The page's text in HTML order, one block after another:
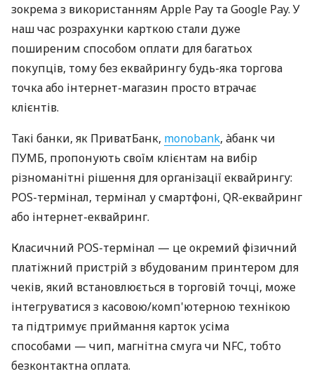
зокрема з використанням Apple Pay та Google Pay. У
наш час розрахунки карткою стали дуже
поширеним способом оплати для багатьох
покупців, тому без еквайрингу будь-яка торгова
точка або інтернет-магазин просто втрачає
клієнтів.
Такі банки, як ПриватБанк, monobank, àбанк чи
ПУМБ, пропонують своїм клієнтам на вибір
різноманітні рішення для організації еквайрингу:
POS-термінал, термінал у смартфоні, QR-еквайринг
або інтернет-еквайринг.
Класичний POS-термінал — це окремий фізичний
платіжний пристрій з вбудованим принтером для
чеків, який встановлюється в торговій точці, може
інтегруватися з касовою/комп'ютерною технікою
та підтримує приймання карток усіма
способами — чип, магнітна смуга чи NFC, тобто
безконтактна оплата.